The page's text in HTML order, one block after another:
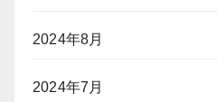
2024年8月
2024年7月